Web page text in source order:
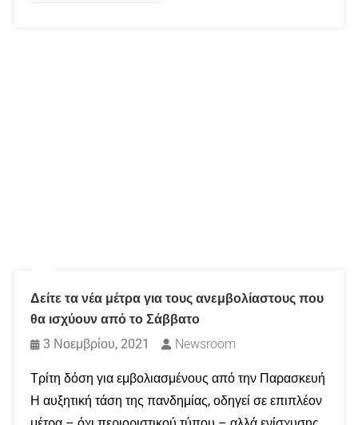
Δείτε τα νέα μέτρα για τους ανεμβολίαστους που
θα ισχύουν από το Σάββατο
3 Νοεμβρίου, 2021
Newsroom
Τρίτη δόση για εμβολιασμένους από την Παρασκευή
Η αυξητική τάση της πανδημίας, οδηγεί σε επιπλέον